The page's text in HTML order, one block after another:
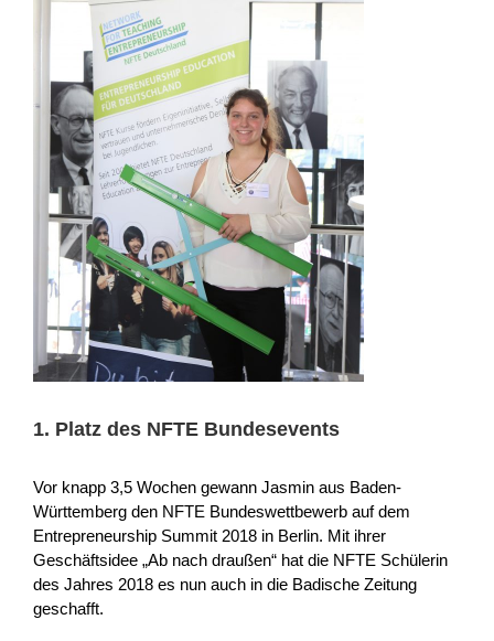
1. Platz des NFTE Bundesevents
Vor knapp 3,5 Wochen gewann Jasmin aus Baden-
Württemberg den NFTE Bundeswettbewerb auf dem
Entrepreneurship Summit 2018 in Berlin. Mit ihrer
Geschäftsidee „Ab nach draußen“ hat die NFTE Schülerin
des Jahres 2018 es nun auch in die Badische Zeitung
geschafft.